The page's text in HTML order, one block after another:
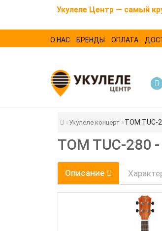
Укулеле Центр — самый
О НАС БРЕНДЫ ОПЛАТА
Укулеле концерт TOM TUC-
TOM TUC-
Описание